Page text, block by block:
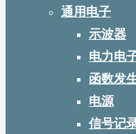
通用电子
示波器
电力电
函数发
电源
信号记